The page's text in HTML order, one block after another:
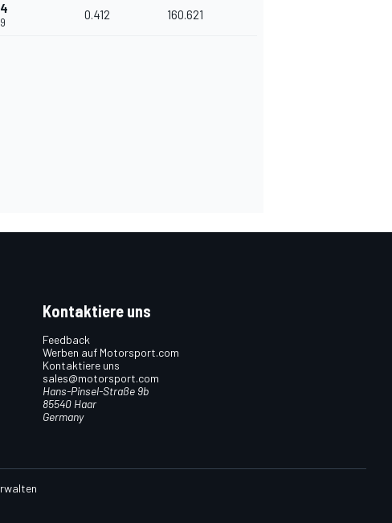
0.412 160.621
Kontaktiere uns
Feedback
Werben auf Motorsport.com
Kontaktiere uns
sales@motorsport.com
Hans-Pinsel-Straße 9b
85540 Haar
Germany